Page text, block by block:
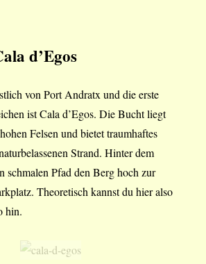
d’Egos
von Port Andratx und die erste
ist Cala d’Egos. Die Bucht liegt
Felsen und bietet traumhaftes
Strand. Hinter dem
schmalen Pfad den Berg hoch zur
Theoretisch kannst du hier also
hin.